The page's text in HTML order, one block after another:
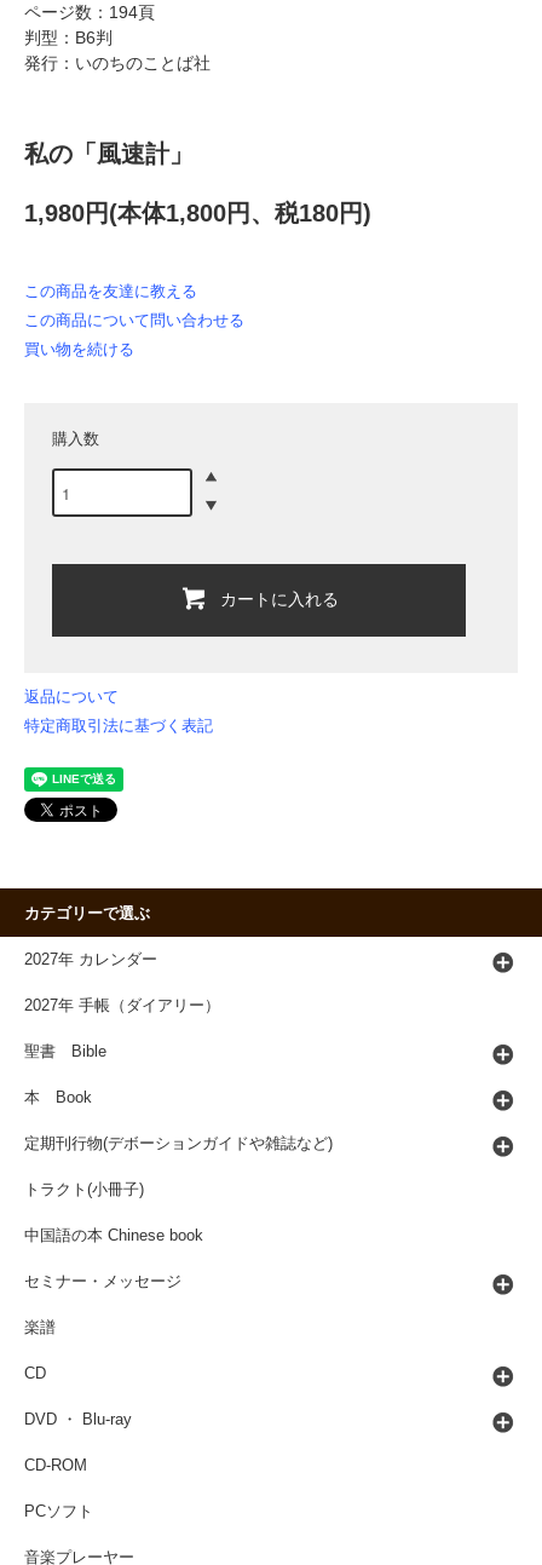
ページ数：194頁
判型：B6判
発行：いのちのことば社
私の「風速計」
1,980円(本体1,800円、税180円)
この商品を友達に教える
この商品について問い合わせる
買い物を続ける
購入数
カートに入れる
返品について
特定商取引法に基づく表記
カテゴリーで選ぶ
2027年 カレンダー
2027年 手帳（ダイアリー）
聖書 Bible
本 Book
定期刊行物(デボーションガイドや雑誌など)
トラクト(小冊子)
中国語の本 Chinese book
セミナー・メッセージ
楽譜
CD
DVD ・ Blu-ray
CD-ROM
PCソフト
音楽プレーヤー